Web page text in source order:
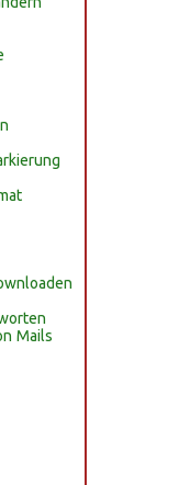
Mails